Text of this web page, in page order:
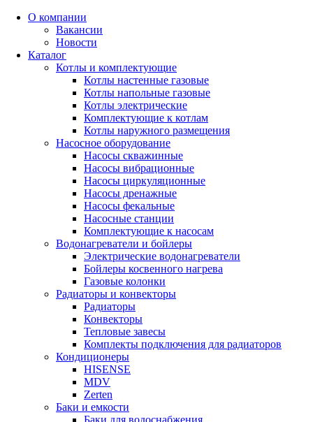
О компании
Вакансии
Новости
Каталог
Котлы и комплектующие
Котлы настенные газовые
Котлы напольные газовые
Котлы электрические
Комплектующие к котлам
Котлы наружного размещения
Насосное оборудование
Насосы скважинные
Насосы вибрационные
Насосы циркуляционные
Насосы дренажные
Насосы фекальные
Насосные станции
Комплектующие к насосам
Водонагреватели и бойлеры
Электрические водонагреватели
Бойлеры косвенного нагрева
Газовые колонки
Радиаторы и конвекторы
Радиаторы
Конвекторы
Тепловые завесы
Комплекты подключения для радиаторов
Кондиционеры
HISENSE
MDV
Zerten
Баки и емкости
Баки для водоснабжения